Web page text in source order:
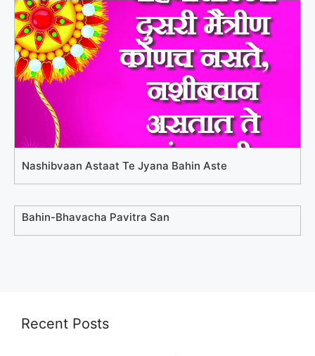
Nashibvaan Astaat Te Jyana Bahin Aste
Bahin-Bhavacha Pavitra San
Recent Posts